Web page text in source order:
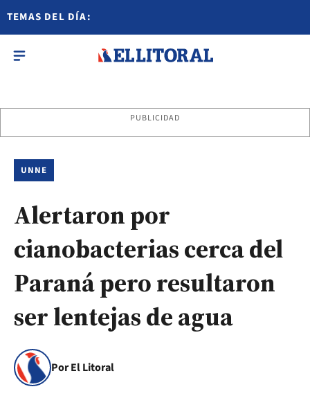
TEMAS DEL DÍA:
PUBLICIDAD
UNNE
Alertaron por
cianobacterias cerca del
Paraná pero resultaron
ser lentejas de agua
Por El Litoral